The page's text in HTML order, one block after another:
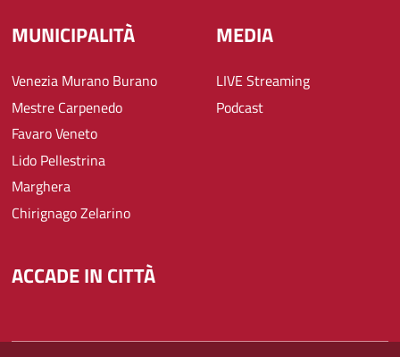
MUNICIPALITÀ
Venezia Murano Burano
Mestre Carpenedo
Favaro Veneto
Lido Pellestrina
Marghera
Chirignago Zelarino
MEDIA
LIVE Streaming
Podcast
ACCADE IN CITTÀ